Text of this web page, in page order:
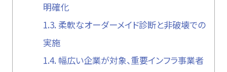
明確化
1.3. 柔軟なオーダーメイド診断と非破壊での
実施
1.4. 幅広い企業が対象、重要インフラ事業者